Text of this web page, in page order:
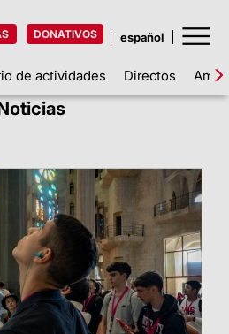
DONATIVOS
de actividades Directos